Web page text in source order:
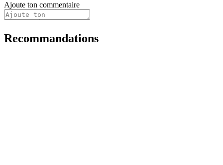
Ajoute ton commentaire
Recommandations